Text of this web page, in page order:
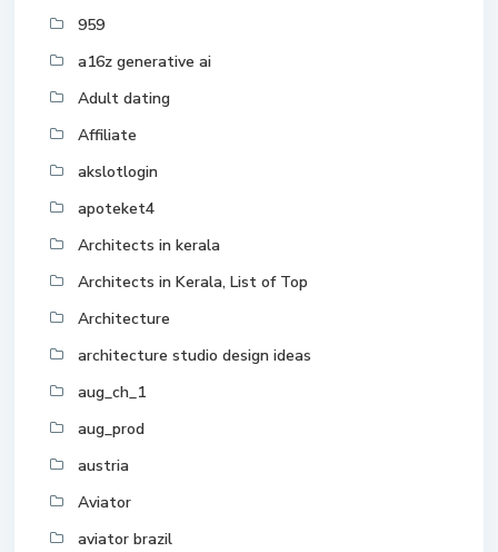
959
a16z generative ai
Adult dating
Affiliate
akslotlogin
apoteket4
Architects in kerala
Architects in Kerala, List of Top
Architecture
architecture studio design ideas
aug_ch_1
aug_prod
austria
Aviator
aviator brazil